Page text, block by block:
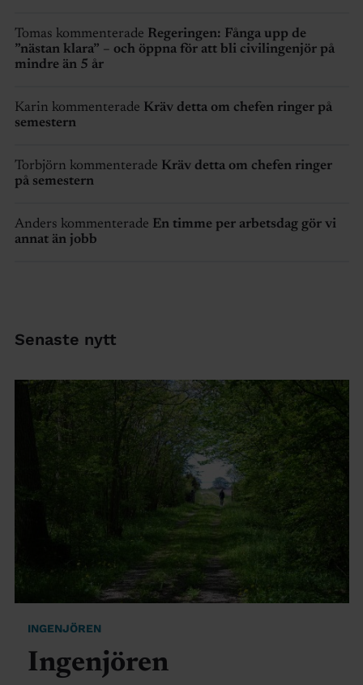
Tomas kommenterade Regeringen: Fånga upp de
”nästan klara” – och öppna för att bli civilingenjör på
mindre än 5 år
Karin kommenterade Kräv detta om chefen ringer på
semestern
Torbjörn kommenterade Kräv detta om chefen ringer
på semestern
Anders kommenterade En timme per arbetsdag gör vi
annat än jobb
Senaste nytt
INGENJÖREN
Ingenjören